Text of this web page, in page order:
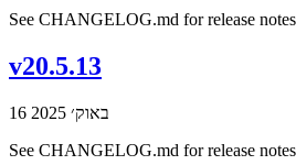
See CHANGELOG.md for release notes
v20.5.13
16 באוק׳ 2025
See CHANGELOG.md for release notes